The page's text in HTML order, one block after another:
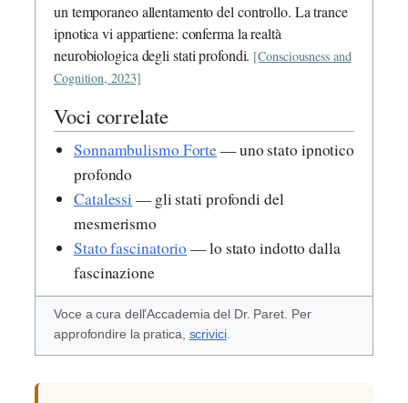
un temporaneo allentamento del controllo. La trance
ipnotica vi appartiene: conferma la realtà
neurobiologica degli stati profondi. [Consciousness and
Cognition, 2023]
Voci correlate
Sonnambulismo Forte— uno stato ipnotico
profondo
Catalessi — gli stati profondi del
mesmerismo
Stato fascinatorio — lo stato indotto dalla
fascinazione
Voce a cura dell’Accademia del Dr. Paret. Per
approfondire la pratica, scrivici.